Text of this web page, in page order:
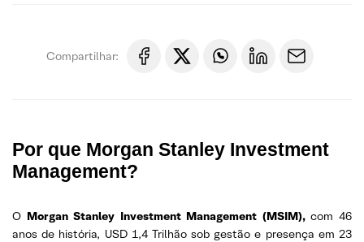
Compartilhar:
Por que Morgan Stanley Investment
Management?
O Morgan Stanley Investment Management (MSIM),com 46
anos de história, USD 1,4 Trilhão sob gestão e presença em 23